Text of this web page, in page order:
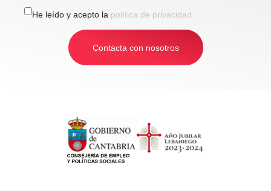
He leído y acepto la política de privacidad
Contacta con nosotros